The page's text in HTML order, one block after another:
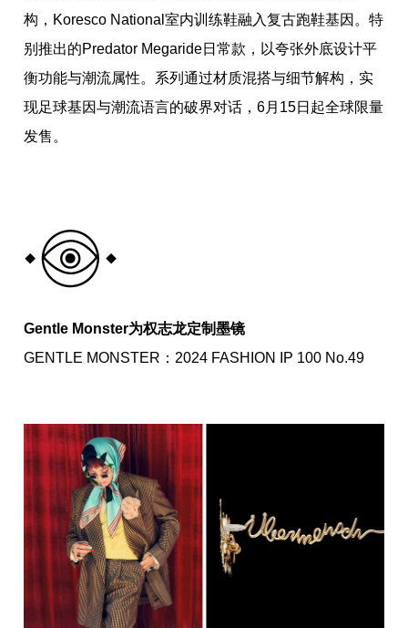
构，Koresco National室内训练鞋融入复古跑鞋基因。特
别推出的Predator Megaride日常款，以夸张外底设计平
衡功能与潮流属性。系列通过材质混搭与细节解构，实
现足球基因与潮流语言的破界对话，6月15日起全球限量
发售。
Gentle Monster为权志龙定制墨镜
GENTLE MONSTER：2024 FASHION IP 100 No.49